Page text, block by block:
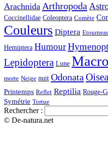
Arachnida Arthropoda
Coccinellidae Coleoptera Comète
Couleurs Diptera
Hemiptera Humour
Lepidoptera Lune Macro
morte Neige nuit Odonata
Printemps Reflet Reptilia Rouge-
Symétrie Tortue
Rechercher :
© De-natura.net